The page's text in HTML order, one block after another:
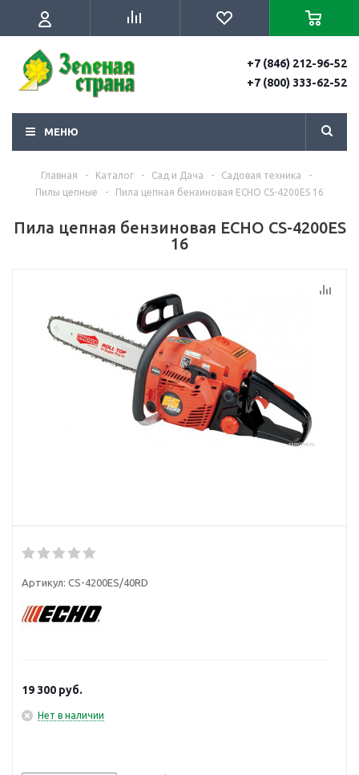
+7 (846) 212-96-52
+7 (800) 333-62-52
МЕНЮ
Главная - Каталог - Сад и Дача - Садовая техника
-
Пилы цепные
- Пила цепная бензиновая ECHO CS-4200ES 16
Пила цепная бензиновая ECHO CS-4200ES
16
Артикул: CS-4200ES/40RD
19 300 руб.
Нет в наличии